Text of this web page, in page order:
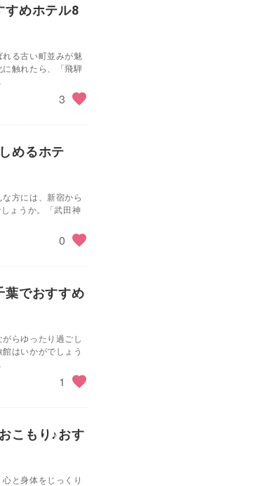
すめホテル8
る古い町並みが魅
触れたら、「飛騨
3
めるホテ
方には、新宿から
ょうか。「武田神
0
葉でおすすめ
らゆったり過ごし
はいかがでしょう
1
こもり♪おす
と身体をじっくり